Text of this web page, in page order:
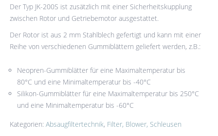
Der Typ JK-200S ist zusätzlich mit einer Sicherheitskupplung
zwischen Rotor und Getriebemotor ausgestattet.
Der Rotor ist aus 2 mm Stahlblech gefertigt und kann mit einer
Reihe von verschiedenen Gummiblättern geliefert werden, z.B.:
Neopren-Gummiblätter für eine Maximaltemperatur bis
80°C und eine Minimaltemperatur bis -40°C
Silikon-Gummiblätter für eine Maximaltemperatur bis 250°C
und eine Minimaltemperatur bis -60°C
Kategorien: Absaugfiltertechnik, Filter, Blower, Schleusen